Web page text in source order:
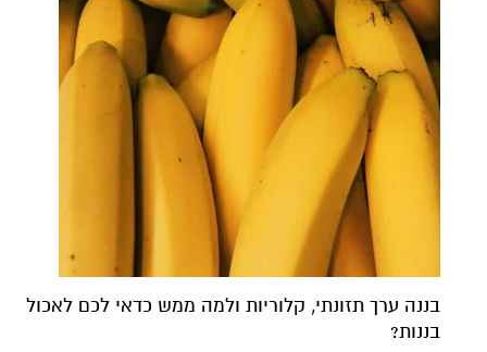
בננה ערך תזונתי, קלוריות ולמה ממש כדאי לכם לאכול
בננות?